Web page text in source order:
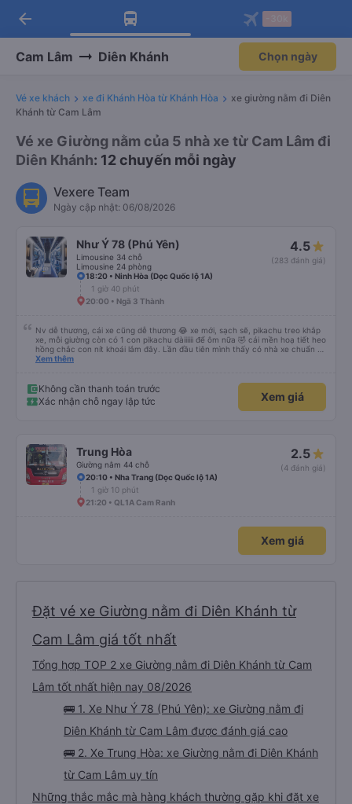
Tải app Vexere ngay!
Nhận ưu đãi thành viên độc
Mở app
Tải app Vexere
-30k/ghế khi đặt vé máy bay qua
Mở app
arrow_back
Cam Lâm Diên Khánh Chọn ngày
Vé xe khách xe đi Khánh Hòa từ Khánh Hòa
xe giường nằm đi Diên
Khánh từ Cam Lâm
Vé xe Giường nằm của 5 nhà xe từ Cam Lâm đi
Diên Khánh: 12 chuyến mỗi ngày
Vexere Team
Ngày cập nhật: 06/08/2026
Như Ý 78 (Phú Yên)
Limousine 34 chỗ
Limousine 24 phòng
4.5
(283 đánh giá)
18:20 • Ninh Hòa (Dọc Quốc lộ 1A)
1 giờ 40 phút
20:00 • Ngã 3 Thành
Nv dễ thương, cái xe cũng dễ thương 😂 xe mới, sạch sẽ, pikachu treo khắp
xe, mỗi giường còn có 1 con pikachu dàiiiiii để ôm nữa 🤣 cái mền hoạ tiết heo
hồng chắc con nít khoái lắm đây. Lần đầu tiên mình thấy có nhà xe chuẩn bị
cả bàn chải đánh răng. Có 2 ông bà cụ lên xe còn được nv dẫn tới tận nơi để
Xem thêm
Không cần thanh toán trước
Xác nhận chỗ ngay lập tức
Xem giá
Trung Hòa
Giường nằm 44 chỗ
2.5
(4 đánh giá)
20:10 • Nha Trang (Dọc Quốc lộ 1A)
1 giờ 10 phút
21:20 • QL1A Cam Ranh
Xem giá
Đặt vé xe Giường nằm đi Diên Khánh từ
Cam Lâm giá tốt nhất
Tổng hợp TOP 2 xe Giường nằm đi Diên Khánh từ Cam
Lâm tốt nhất hiện nay 08/2026
🚌 1. Xe Như Ý 78 (Phú Yên): xe Giường nằm đi
Diên Khánh từ Cam Lâm được đánh giá cao
🚌 2. Xe Trung Hòa: xe Giường nằm đi Diên Khánh
từ Cam Lâm uy tín
Những thắc mắc mà hàng khách thường gặp khi đặt xe